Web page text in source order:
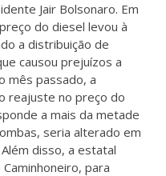
Jair Bolsonaro. Em
do diesel levou à
a distribuição de
causou prejuízos a
mês passado, a
reajuste no preço do
a mais da metade
seria alterado em
disso, a estatal
para